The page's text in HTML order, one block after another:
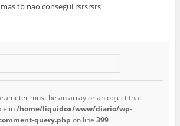
tb nao consegui rsrsrsrs
must be an array or an object that
in/home/liquidox/www/diario/wp-
query.php on line 399